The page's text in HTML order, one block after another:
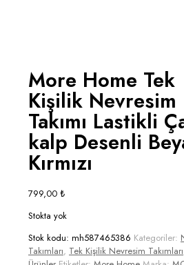
More Home Tek
Kişilik Nevresim
Takımı Lastikli
kalp Desenli
Kırmızı
799,00 ₺
Stokta yok
Stok kodu: mh587465386 Kategoriler:
Takımları, Tek Kişilik Nevresim Takımları